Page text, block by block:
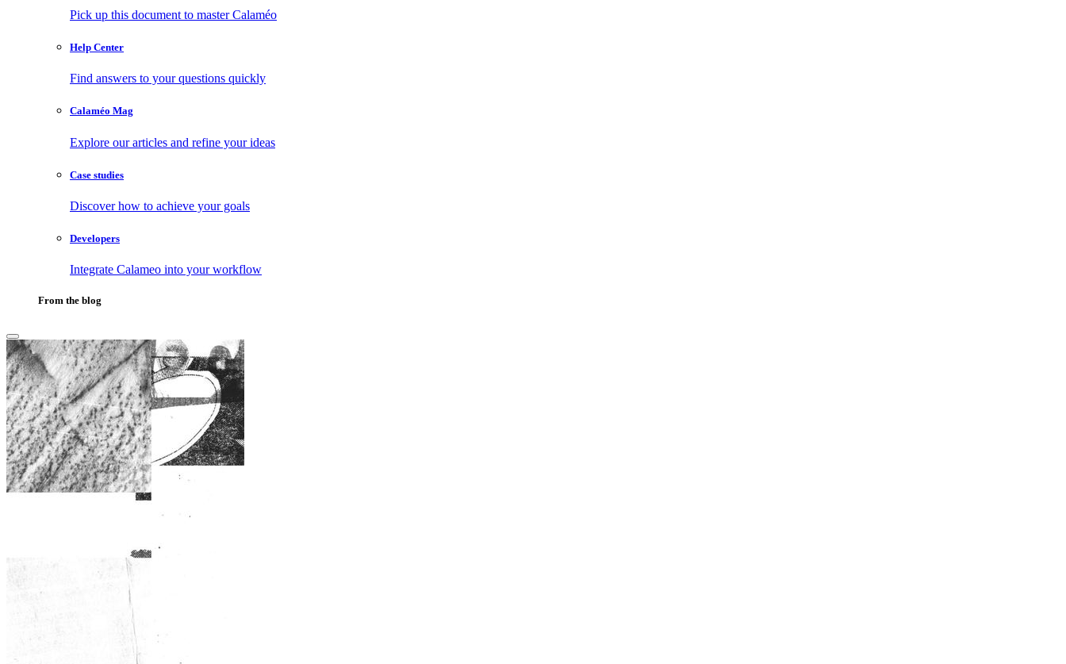
Pick up this document to master Calaméo
Help Center
Find answers to your questions quickly
Calaméo Mag
Explore our articles and refine your ideas
Case studies
Discover how to achieve your goals
Developers
Integrate Calameo into your workflow
From the blog